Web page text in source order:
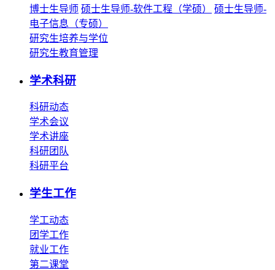
博士生导师 硕士生导师-软件工程（学硕）
硕士生导师-
电子信息（专硕）
研究生培养与学位
研究生教育管理
学术科研
科研动态
学术会议
学术讲座
科研团队
科研平台
学生工作
学工动态
团学工作
就业工作
第二课堂